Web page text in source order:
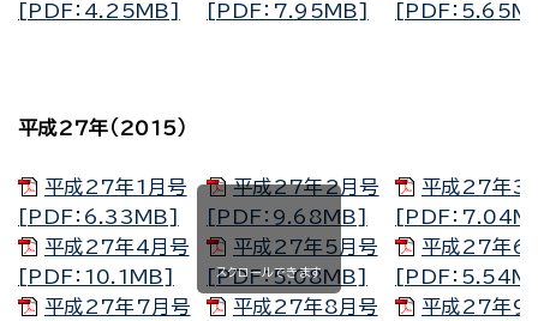
[PDF：4.25MB]
[PDF：7.95MB]
[PDF：
平成27年（2015）
平成27年1月号
[PDF：6.33MB]
平成27年2月号
[PDF：9.68MB]
平成27年3
[PDF：
平成27年4月号
[PDF：10.1MB]
平成27年5月号
[PDF：5.08MB]
平成27年6
[PDF：
平成27年7月号
平成27年8月号
平成27年9
スクロールできます